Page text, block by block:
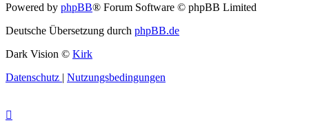
Powered by phpBB® Forum Software © phpBB Limited
Deutsche Übersetzung durch phpBB.de
Dark Vision © Kirk
Datenschutz | Nutzungsbedingungen